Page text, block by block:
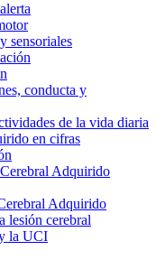
sensoriales
conducta y
de la vida diaria
en cifras
Adquirido
Adquirido
lesión cerebral
la UCI